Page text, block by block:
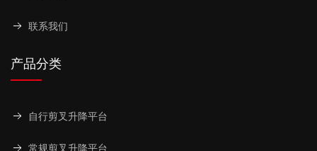
联系我们
产品分类
自行剪叉升降平台
常规剪叉升降平台